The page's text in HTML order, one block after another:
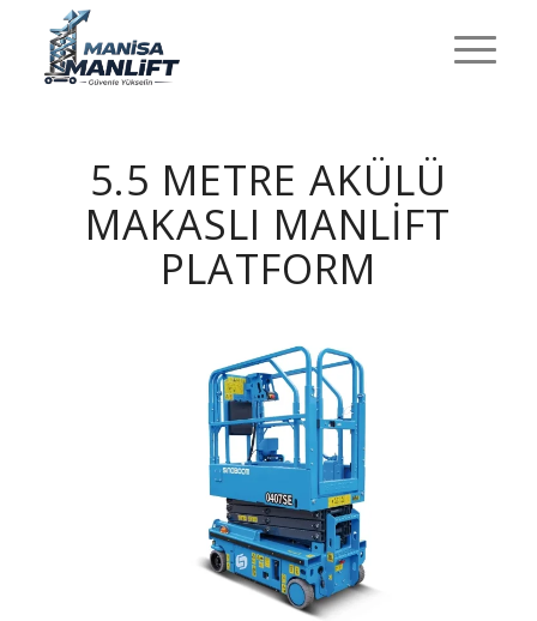
5.5 METRE AKÜLÜ
MAKASLI MANLIFT
PLATFORM